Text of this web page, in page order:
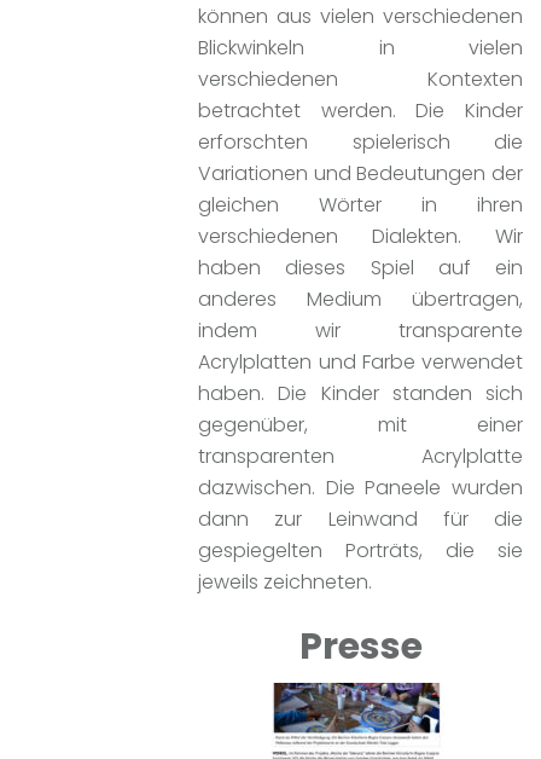
können aus vielen verschiedenen
Blickwinkeln in vielen
verschiedenen Kontexten
betrachtet werden. Die Kinder
erforschten spielerisch die
Variationen und Bedeutungen der
gleichen Wörter in ihren
verschiedenen Dialekten. Wir
haben dieses Spiel auf ein
anderes Medium übertragen,
indem wir transparente
Acrylplatten und Farbe verwendet
haben. Die Kinder standen sich
gegenüber, mit einer
transparenten Acrylplatte
dazwischen. Die Paneele wurden
dann zur Leinwand für die
gespiegelten Porträts, die sie
jeweils zeichneten.
Presse